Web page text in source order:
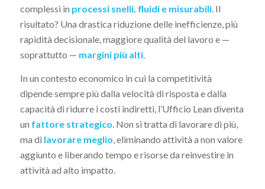
complessi in processi snelli, fluidi e misurabili. Il
risultato? Una drastica riduzione delle inefficienze, più
rapidità decisionale, maggiore qualità del lavoro e —
soprattutto — margini più alti.
In un contesto economico in cui la competitività
dipende sempre più dalla velocità di risposta e dalla
capacità di ridurre i costi indiretti, l’Ufficio Lean diventa
un fattore strategico . Non si tratta di lavorare di più,
ma di lavorare meglio , eliminando attività a non valore
aggiunto e liberando tempo e risorse da reinvestire in
attività ad alto impatto.